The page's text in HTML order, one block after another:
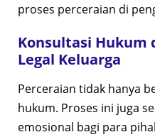
proses perceraian di
Konsultasi Hukum
Legal Keluarga
Perceraian tidak hanya
hukum. Proses ini juga
emosional bagi para